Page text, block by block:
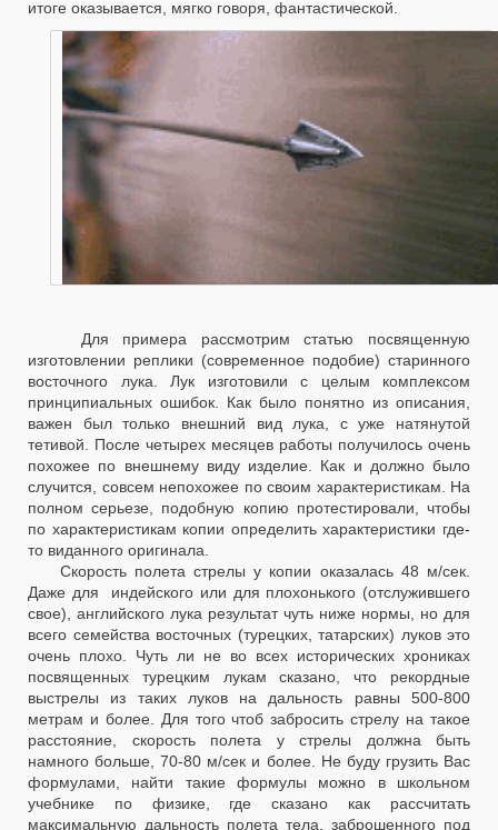
итоге оказывается, мягко говоря, фантастической.
Для примера рассмотрим статью посвященную
изготовлении реплики (современное подобие) старинного
восточного лука. Лук изготовили с целым комплексом
принципиальных ошибок. Как было понятно из описания,
важен был только внешний вид лука, с уже натянутой
тетивой. После четырех месяцев работы получилось очень
похожее по внешнему виду изделие. Как и должно было
случится, совсем непохожее по своим характеристикам. На
полном серьезе, подобную копию протестировали, чтобы
по характеристикам копии определить характеристики где-
то виданного оригинала.
Скорость полета стрелы у копии оказалась 48 м/сек.
Даже для индейского или для плохонького (отслужившего
свое), английского лука результат чуть ниже нормы, но для
всего семейства восточных (турецких, татарских) луков это
очень плохо. Чуть ли не во всех исторических хрониках
посвященных турецким лукам сказано, что рекордные
выстрелы из таких луков на дальность равны 500-800
метрам и более. Для того чтоб забросить стрелу на такое
расстояние, скорость полета у стрелы должна быть
намного больше, 70-80 м/сек и более. Не буду грузить Вас
формулами, найти такие формулы можно в школьном
учебнике по физике, где сказано как рассчитать
максимальную дальность полета тела, заброшенного под